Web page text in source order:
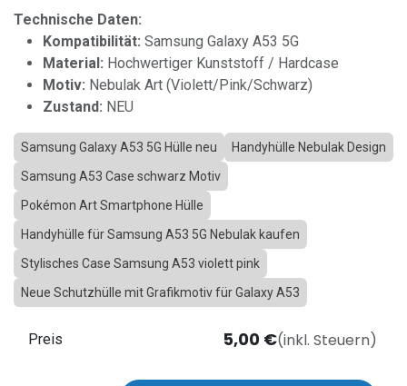
Technische Daten:
Kompatibilität: Samsung Galaxy A53 5G
Material: Hochwertiger Kunststoff / Hardcase
Motiv: Nebulak Art (Violett/Pink/Schwarz)
Zustand: NEU
Samsung Galaxy A53 5G Hülle neu
Handyhülle Nebulak Design
Samsung A53 Case schwarz Motiv
Pokémon Art Smartphone Hülle
Handyhülle für Samsung A53 5G Nebulak kaufen
Stylisches Case Samsung A53 violett pink
Neue Schutzhülle mit Grafikmotiv für Galaxy A53
Preis 5,00 €(inkl. Steuern)